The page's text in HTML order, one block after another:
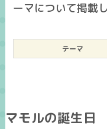
ーマについて掲載
テーマ
マモルの誕生日